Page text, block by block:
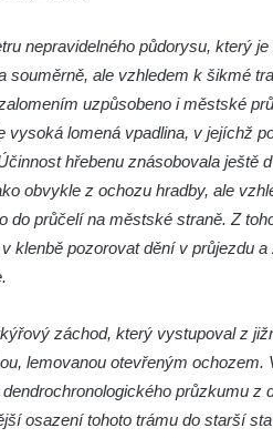
nepravidelného půdorysu, který
souměrně, ale vzhledem k šikmé
uzpůsobeno i městské
lomená vpadlina, v jejíchž
hřebenu znásobovala ještě
obvykle z ochozu hradby, ale
průčelí na městské straně. Z
pozorovat dění v průjezdu
záchod, který vystupoval z
lemovanou otevřeným ochozem.
průzkumu z
osazení tohoto trámu do starší